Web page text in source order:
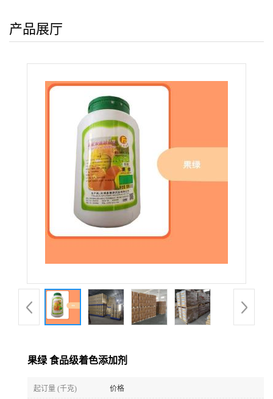
产品展厅
果绿 食品级着色添加剂
起订量 (千克) 价格